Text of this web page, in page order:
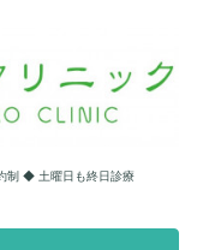
制 ◆ 土曜日も終日診療